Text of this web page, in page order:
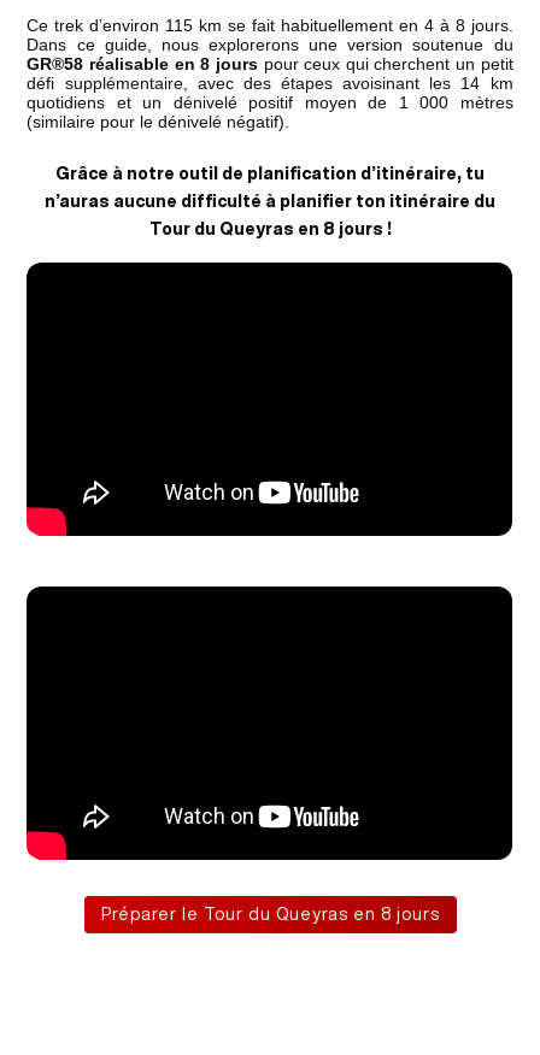
Ce trek d’environ 115 km se fait habituellement en 4 à 8 jours.
Dans ce guide, nous explorerons une version soutenue du
GR®58 réalisable en 8 jourspour ceux qui cherchent un petit
défi supplémentaire, avec des étapes avoisinant les 14 km
quotidiens et un dénivelé positif moyen de 1 000 mètres
(similaire pour le dénivelé négatif).
Grâce à notre outil de planification d’itinéraire, tu
n’auras aucune difficulté à planifier ton itinéraire du
Tour du Queyras en 8 jours !
Préparer le Tour du Queyras en 8 jours